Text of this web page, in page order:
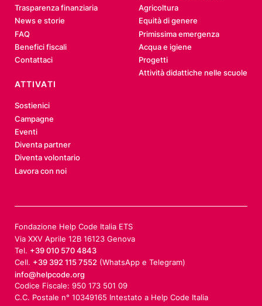
Trasparenza finanziaria
News e storie
FAQ
Benefici fiscali
Contattaci
Agricoltura
Equità di genere
Primissima emergenza
Acqua e igiene
Progetti
Attività didattiche nelle scuole
ATTIVATI
Sostienici
Campagne
Eventi
Diventa partner
Diventa volontario
Lavora con noi
Fondazione Help Code Italia ETS
Via XXV Aprile 12B 16123 Genova
Tel. +39 010 570 4843
Cell. +39 392 115 7552(WhatsApp e Telegram)
info@helpcode.org
Codice Fiscale: 950 173 501 09
C.C. Postale n° 10349165 Intestato a Help Code Italia